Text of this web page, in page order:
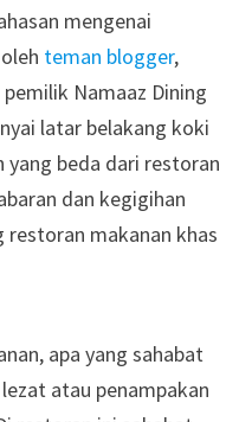
mengenai
teman blogger,
Namaaz Dining
latar belakang koki
beda dari restoran
dan kegigihan
makanan khas
apa yang sahabat
atau penampakan